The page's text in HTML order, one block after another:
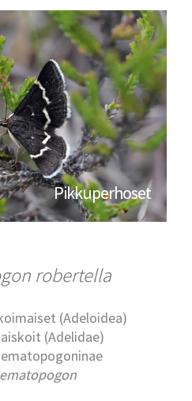
Pikkuperhoset
robertella
(Adeloidea)
(Adelidae)